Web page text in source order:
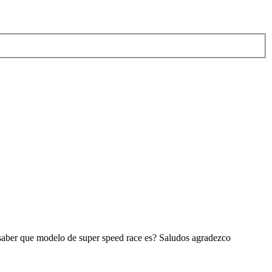
que modelo de super speed race es? Saludos agradezco